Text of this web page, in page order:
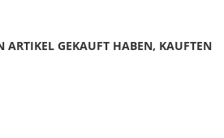
ARTIKEL GEKAUFT HABEN, KAUFTEN